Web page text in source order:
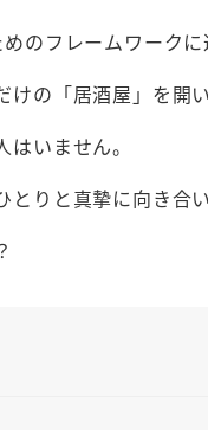
のフレームワークに
の「居酒屋」を開
いません。
りと真摯に向き合